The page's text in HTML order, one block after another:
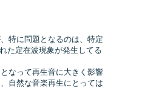
特に問題となるのは、特定
た定在波現象が発生してる
なって再生音に大きく影響
自然な音楽再生にとっては